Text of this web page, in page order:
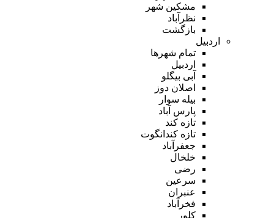
مشکین شهر
نظرآباد
بازگشت
اردبیل
تمام شهر‌ها
اردبیل
آبی بیگلو
اصلان دوز
بیله سوار
پارس آباد
تازه کند
تازه کندانگوت
جعفرآباد
خلخال
رضی
سرعین
عنبران
فخرآباد
کلور